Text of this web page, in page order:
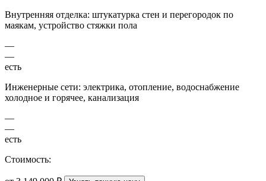
Внутренняя отделка: штукатурка стен и перегородок по
маякам, устройство стяжки пола
—
—
есть
Инженерные сети: электрика, отопление, водоснабжение
холодное и горячее, канализация
—
—
есть
Стоимость: